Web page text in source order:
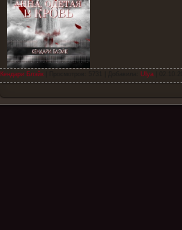
Кендари Блэйк| Просмотров: 5731 | Добавила: Ulya|